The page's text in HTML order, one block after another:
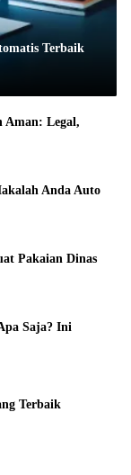
Terbaik
Aman: Legal,
Anda Auto
Pakaian Dinas
Saja? Ini
Terbaik